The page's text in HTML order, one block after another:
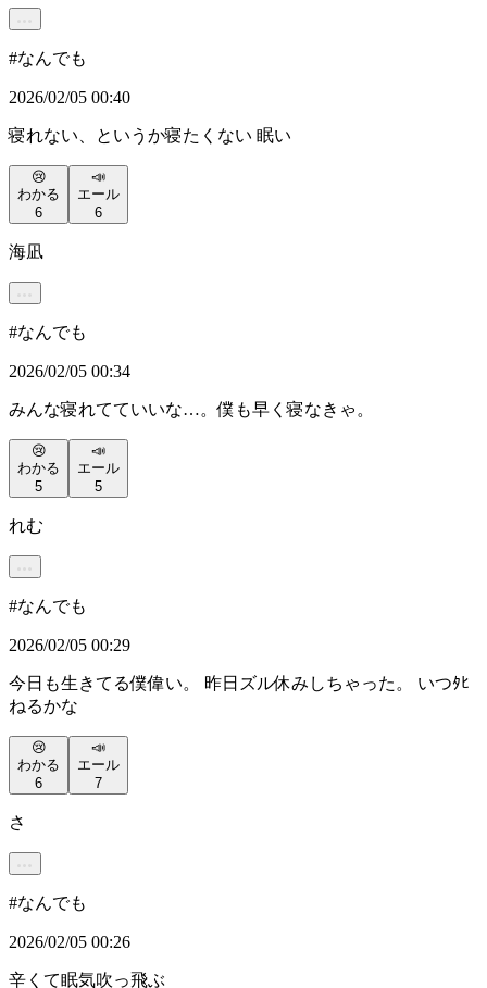
#なんでも
2026/02/05 00:40
寝れない、というか寝たくない 眠い
😢
わかる
6
📣
エール
6
海凪
#なんでも
2026/02/05 00:34
みんな寝れてていいな…。僕も早く寝なきゃ。
😢
わかる
5
📣
エール
5
れむ
#なんでも
2026/02/05 00:29
今日も生きてる僕偉い。 昨日ズル休みしちゃった。 いつﾀﾋ
ねるかな
😢
わかる
6
📣
エール
7
さ
#なんでも
2026/02/05 00:26
辛くて眠気吹っ飛ぶ